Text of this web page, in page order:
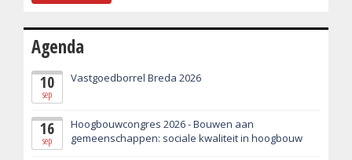
Agenda
10
sep
Vastgoedborrel Breda 2026
16
sep
Hoogbouwcongres 2026 - Bouwen aan
gemeenschappen: sociale kwaliteit in hoogbouw